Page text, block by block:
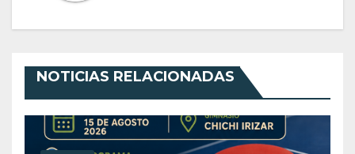
NOTICIAS RELACIONADAS